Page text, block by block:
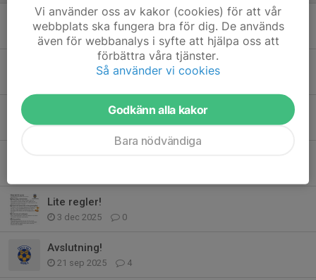
Mt-cup lördag 23/5 Älvdalen.
22 maj, 20:24 0
Anteckningar från föräldramötet (2026-04-22)
Träning på Öna IP
27 apr, 14:04 0
Lite regler!
3 dec 2025 0
Avslutning!
21 sep 2025 4
Vi använder oss av kakor (cookies) för att vår
webbplats ska fungera bra för dig. De används
även för webbanalys i syfte att hjälpa oss att
förbättra våra tjänster.
Så använder vi cookies
Godkänn alla kakor
Bara nödvändiga